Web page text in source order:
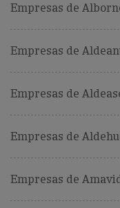
Empresas de
Empresas de
Empresas de
Empresas de
Empresas de